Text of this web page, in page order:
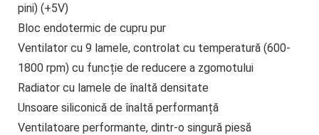
pini) (+5V)
Bloc endotermic de cupru pur
Ventilator cu 9 lamele, controlat cu temperatură (600-
1800 rpm) cu funcție de reducere a zgomotului
Radiator cu lamele de înaltă densitate
Unsoare siliconică de înaltă performanță
Ventilatoare performante, dintr-o singură piesă